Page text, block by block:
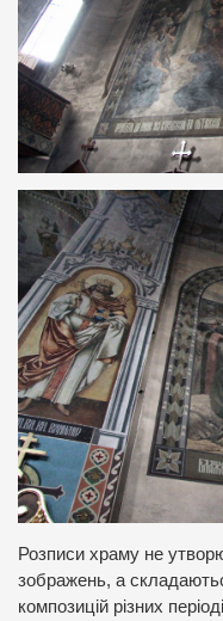
Розписи храму не
зображень, а
композицій різних